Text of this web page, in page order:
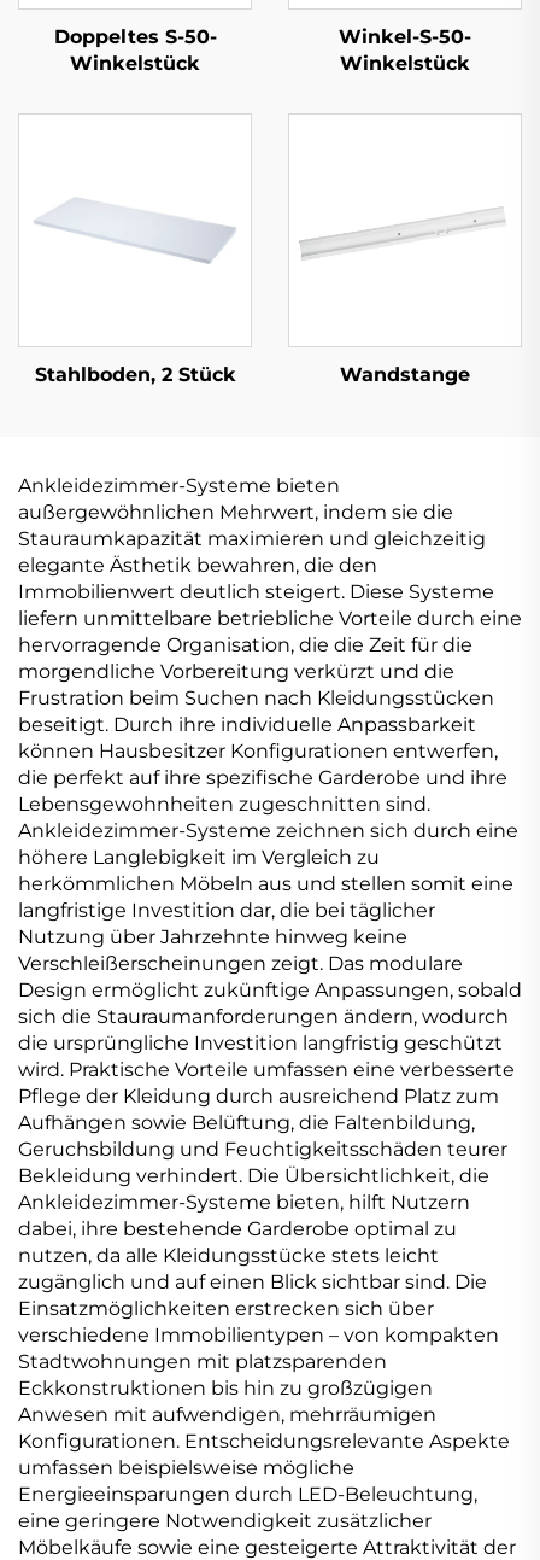
Doppeltes S-50-
Winkelstück
Winkel-S-50-
Winkelstück
Stahlboden, 2 Stück Wandstange
Ankleidezimmer-Systeme bieten
außergewöhnlichen Mehrwert, indem sie die
Stauraumkapazität maximieren und gleichzeitig
elegante Ästhetik bewahren, die den
Immobilienwert deutlich steigert. Diese Systeme
liefern unmittelbare betriebliche Vorteile durch eine
hervorragende Organisation, die die Zeit für die
morgendliche Vorbereitung verkürzt und die
Frustration beim Suchen nach Kleidungsstücken
beseitigt. Durch ihre individuelle Anpassbarkeit
können Hausbesitzer Konfigurationen entwerfen,
die perfekt auf ihre spezifische Garderobe und ihre
Lebensgewohnheiten zugeschnitten sind.
Ankleidezimmer-Systeme zeichnen sich durch eine
höhere Langlebigkeit im Vergleich zu
herkömmlichen Möbeln aus und stellen somit eine
langfristige Investition dar, die bei täglicher
Nutzung über Jahrzehnte hinweg keine
Verschleißerscheinungen zeigt. Das modulare
Design ermöglicht zukünftige Anpassungen, sobald
sich die Stauraumanforderungen ändern, wodurch
die ursprüngliche Investition langfristig geschützt
wird. Praktische Vorteile umfassen eine verbesserte
Pflege der Kleidung durch ausreichend Platz zum
Aufhängen sowie Belüftung, die Faltenbildung,
Geruchsbildung und Feuchtigkeitsschäden teurer
Bekleidung verhindert. Die Übersichtlichkeit, die
Ankleidezimmer-Systeme bieten, hilft Nutzern
dabei, ihre bestehende Garderobe optimal zu
nutzen, da alle Kleidungsstücke stets leicht
zugänglich und auf einen Blick sichtbar sind. Die
Einsatzmöglichkeiten erstrecken sich über
verschiedene Immobilientypen – von kompakten
Stadtwohnungen mit platzsparenden
Eckkonstruktionen bis hin zu großzügigen
Anwesen mit aufwendigen, mehrräumigen
Konfigurationen. Entscheidungsrelevante Aspekte
umfassen beispielsweise mögliche
Energieeinsparungen durch LED-Beleuchtung,
eine geringere Notwendigkeit zusätzlicher
Möbelkäufe sowie eine gesteigerte Attraktivität der